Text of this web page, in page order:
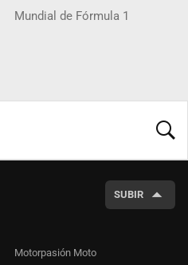
Mundial de Fórmula 1
SUBIR
Motorpasión Moto